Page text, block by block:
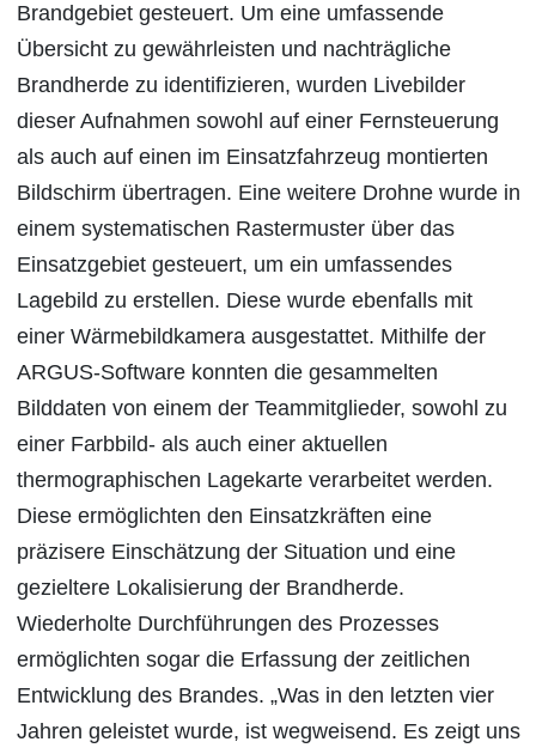
Brandgebiet gesteuert. Um eine umfassende
Übersicht zu gewährleisten und nachträgliche
Brandherde zu identifizieren, wurden Livebilder
dieser Aufnahmen sowohl auf einer Fernsteuerung
als auch auf einen im Einsatzfahrzeug montierten
Bildschirm übertragen. Eine weitere Drohne wurde in
einem systematischen Rastermuster über das
Einsatzgebiet gesteuert, um ein umfassendes
Lagebild zu erstellen. Diese wurde ebenfalls mit
einer Wärmebildkamera ausgestattet. Mithilfe der
ARGUS-Software konnten die gesammelten
Bilddaten von einem der Teammitglieder, sowohl zu
einer Farbbild- als auch einer aktuellen
thermographischen Lagekarte verarbeitet werden.
Diese ermöglichten den Einsatzkräften eine
präzisere Einschätzung der Situation und eine
gezieltere Lokalisierung der Brandherde.
Wiederholte Durchführungen des Prozesses
ermöglichten sogar die Erfassung der zeitlichen
Entwicklung des Brandes. „Was in den letzten vier
Jahren geleistet wurde, ist wegweisend. Es zeigt uns